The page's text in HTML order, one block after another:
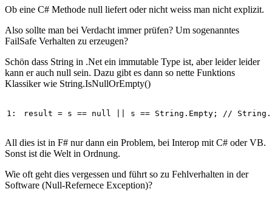
Ob eine C# Methode null liefert oder nicht weiss man nicht explizit.
Also sollte man bei Verdacht immer prüfen? Um sogenanntes
FailSafe Verhalten zu erzeugen?
Schön dass String in .Net ein immutable Type ist, aber leider leider
kann er auch null sein. Dazu gibt es dann so nette Funktions
Klassiker wie String.IsNullOrEmpty()
1: result = s == null s == String . Empty ; //
All dies ist in F# nur dann ein Problem, bei Interop mit C# oder VB.
Sonst ist die Welt in Ordnung.
Wie oft geht dies vergessen und führt so zu Fehlverhalten in der
Software (Null-Refernece Exception)?